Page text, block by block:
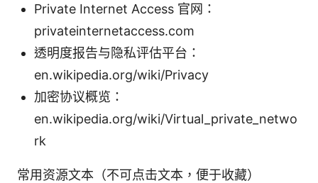
Private Internet Access 官网：
privateinternetaccess.com
透明度报告与隐私评估平台：
en.wikipedia.org/wiki/Privacy
加密协议概览：
en.wikipedia.org/wiki/Virtual_private_netwo
rk
常用资源文本（不可点击文本，便于收藏）